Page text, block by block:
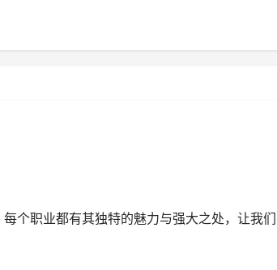
个职业都有其独特的魅力与强大之处，让我们